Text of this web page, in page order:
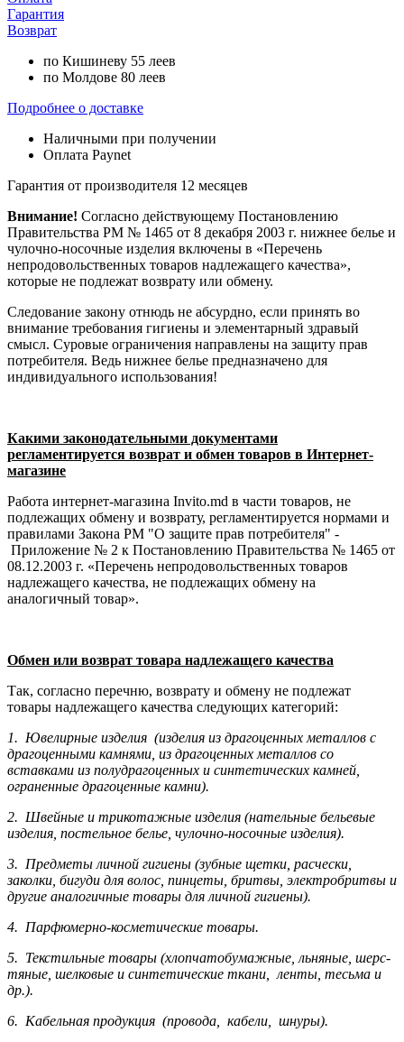
Гарантия
Возврат
по Кишиневу 55 леев
по Молдове 80 леев
Подробнее о доставке
Наличными при получении
Оплата Paynet
Гарантия от производителя 12 месяцев
Внимание! Согласно действующему Постановлению
Правительства РМ № 1465 от 8 декабря 2003 г. нижнее белье и
чулочно-носочные изделия включены в «Перечень
непродовольственных товаров надлежащего качества»,
которые не подлежат возврату или обмену.
Следование закону отнюдь не абсурдно, если принять во
внимание требования гигиены и элементарный здравый
смысл. Суровые ограничения направлены на защиту прав
потребителя. Ведь нижнее белье предназначено для
индивидуального использования!
Какими законодательными документами
регламентируется возврат и обмен товаров в Интернет-
магазине
Работа интернет-магазина Invito.md в части товаров, не
подлежащих обмену и возврату, регламентируется нормами и
правилами Закона РМ "О защите прав потребителя" -
Приложение № 2 к Постановлению Правительства № 1465 от
08.12.2003 г. «Перечень непродовольственных товаров
надлежащего качества, не подлежащих обмену на
аналогичный товар».
Обмен или возврат товара надлежащего качества
Так, согласно перечню, возврату и обмену не подлежат
товары надлежащего качества следующих категорий:
1. Ювелирные изделия (изделия из драгоценных металлов с
драгоценными камнями, из драгоценных металлов со
вставками из полудрагоценных и синте­тических камней,
ограненные драгоценные камни).
2. Швейные и трикотажные изделия (нательные бельевые
изделия, постельное белье, чулочно-носочные изделия).
3. Предметы личной гигиены (зубные щетки, расчески,
заколки, бигуди для волос, пинцеты, бритвы, электробритвы и
другие аналогичные товары для личной гигиены).
4. Парфюмерно-косметические товары.
5. Текстильные товары (хлопчатобумажные, льняные, шерс­
тя­ные, шелковые и синтетические ткани, ленты, тесьма и
др.).
6. Кабельная продукция (провода, кабели, шнуры).